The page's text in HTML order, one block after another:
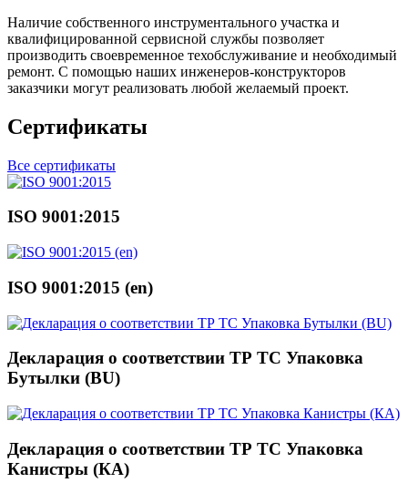
Наличие собственного инструментального участка и
квалифицированной сервисной службы позволяет
производить своевременное техобслуживание и необходимый
ремонт. С помощью наших инженеров-конструкторов
заказчики могут реализовать любой желаемый проект.
Сертификаты
Все сертификаты
ISO 9001:2015
ISO 9001:2015 (en)
Декларация о соответствии ТР ТС Упаковка
Бутылки (BU)
Декларация о соответствии ТР ТС Упаковка
Канистры (КА)